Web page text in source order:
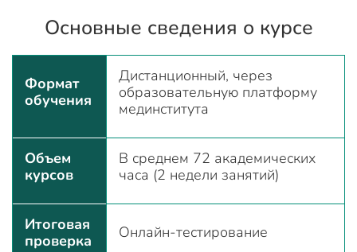
Основные сведения о курсе
Формат
обучения
Дистанционный, через
образовательную платформу
мединститута
Объем
курсов
В среднем 72 академических
часа (2 недели занятий)
Итоговая
проверка
Онлайн-тестирование